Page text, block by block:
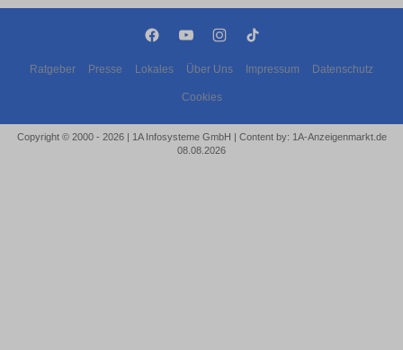
Ratgeber Presse Lokales Über Uns Impressum Datenschutz
Cookies
Copyright © 2000 - 2026 | 1A Infosysteme GmbH | Content by: 1A-Anzeigenmarkt.de
08.08.2026